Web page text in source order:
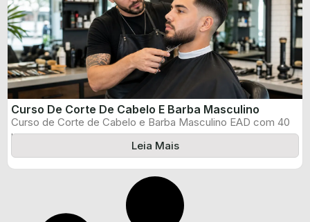
Curso De Corte De Cabelo E Barba Masculino
Curso de Corte de Cabelo e Barba Masculino EAD com 40
horas, certificado ...
Leia Mais